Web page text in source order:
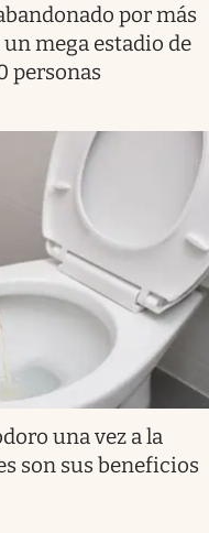
por más
mega estadio de
personas
una vez a la
son sus beneficios